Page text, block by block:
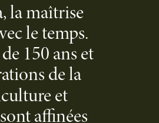
la maîtrise
le temps.
150 ans et
de la
et
affinées